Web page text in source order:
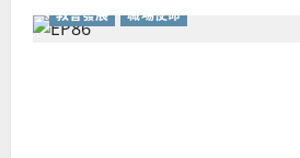
百
般
教會發展 職場使命